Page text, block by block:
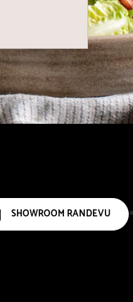
SHOWROOM RANDEVU